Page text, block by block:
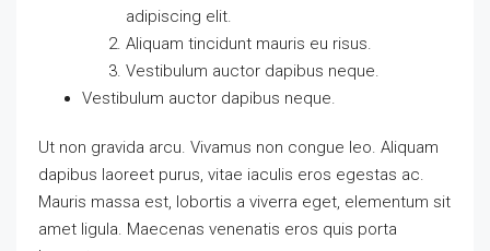
adipiscing elit.
Aliquam tincidunt mauris eu risus.
Vestibulum auctor dapibus neque.
Vestibulum auctor dapibus neque.
Ut non gravida arcu. Vivamus non congue leo. Aliquam
dapibus laoreet purus, vitae iaculis eros egestas ac.
Mauris massa est, lobortis a viverra eget, elementum sit
amet ligula. Maecenas venenatis eros quis porta